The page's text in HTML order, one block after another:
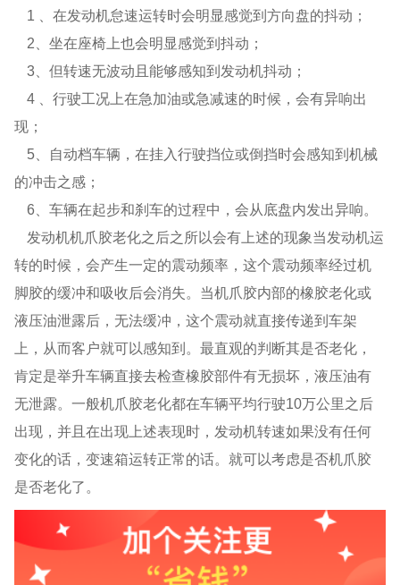
1 、在发动机怠速运转时会明显感觉到方向盘的抖动；
2、坐在座椅上也会明显感觉到抖动；
3、但转速无波动且能够感知到发动机抖动；
4 、行驶工况上在急加油或急减速的时候，会有异响出
现；
5、自动档车辆，在挂入行驶挡位或倒挡时会感知到机械
的冲击之感；
6、车辆在起步和刹车的过程中，会从底盘内发出异响。
发动机机爪胶老化之后之所以会有上述的现象当发动机运
转的时候，会产生一定的震动频率，这个震动频率经过机
脚胶的缓冲和吸收后会消失。当机爪胶内部的橡胶老化或
液压油泄露后，无法缓冲，这个震动就直接传递到车架
上，从而客户就可以感知到。最直观的判断其是否老化，
肯定是举升车辆直接去检查橡胶部件有无损坏，液压油有
无泄露。一般机爪胶老化都在车辆平均行驶10万公里之后
出现，并且在出现上述表现时，发动机转速如果没有任何
变化的话，变速箱运转正常的话。就可以考虑是否机爪胶
是否老化了。